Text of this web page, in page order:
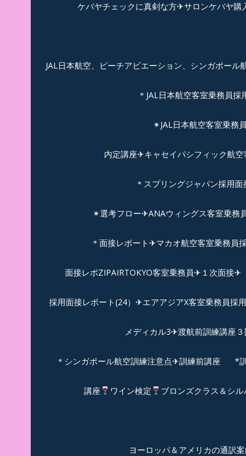
ケバヤチェックに真剣な方✈サロンケバヤ
JAL日本航空、ピーチアビエーション、シンガポー
＊JAL日本航空客室乗務員
✴︎JAL日本航空客室乗務
内定講座✈キャセイパシフィック航
＊スプリングジャパン採用
✴︎選考フロー✈︎ANAウィングス客室乗務
＊面接レポート✈マカオ航空客室乗務員
面接レポZIPAIRTOKYO客室乗務員✈１次面接✈
採用面接レポート(24）✈エアアジアX客室乗務員採
メディカル3✈渡航前訓練講座３
＊シンガポール航空訓練注意点✈訓練前講座 *
講座 ワイン検定 ブロンズクラス＆シル
ヨーロッパ＆アメリカの通訳